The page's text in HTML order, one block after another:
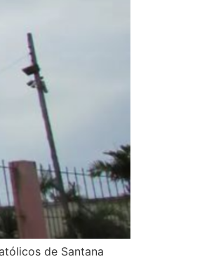
de Santana